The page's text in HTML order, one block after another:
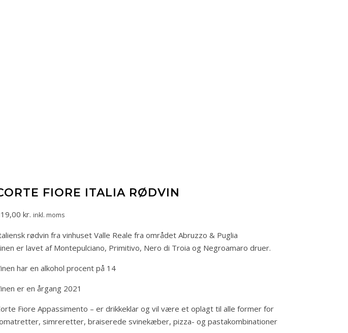
FIORE ITALIA RØDVIN
kr. inkl. moms
rødvin fra vinhuset Valle Reale fra området Abruzzo & Puglia
er lavet af Montepulciano, Primitivo, Nero di Troia og Negroamaro druer.
har en alkohol procent på 14
er en årgang 2021
Fiore Appassimento – er drikkeklar og vil være et oplagt til alle former for
simreretter, braiserede svinekæber, pizza- og pastakombinationer